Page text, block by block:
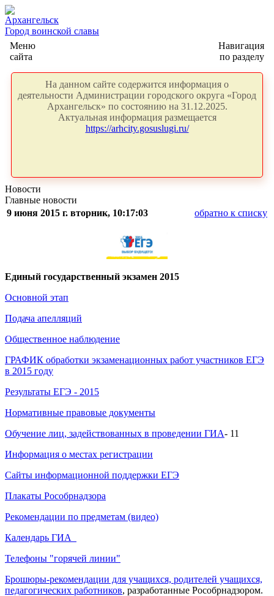
Архангельск
Город воинской славы
Меню
сайта
Навигация
по разделу
На данном сайте содержится информация о
деятельности Администрации городского округа «Город
Архангельск» по состоянию на 31.12.2025.
Актуальная информация размещается
https://arhcity.gosuslugi.ru/
Новости
Главные новости
9 июня 2015 г. вторник, 10:17:03
обратно к списку
Единый государственный экзамен 2015
Основной этап
Подача апелляций
Общественное наблюдение
ГРАФИК обработки экзаменационных работ участников ЕГЭ
в 2015 году
Результаты ЕГЭ - 2015
Нормативные правовые документы
Обучение лиц, задействованных в проведении ГИА- 11
Информация о местах регистрации
Сайты информационной поддержки ЕГЭ
Плакаты Рособрнадзора
Рекомендации по предметам (видео)
Календарь ГИА
Телефоны "горячей линии"
Брошюры-рекомендации для учащихся, родителей учащихся,
педагогических работников, разработанные Рособрнадзором.